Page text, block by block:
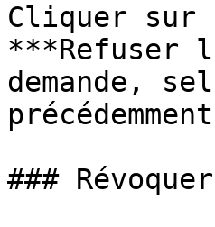
Cliquer sur
***Refuser
demande,
###